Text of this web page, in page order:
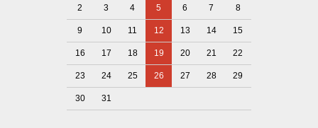
2 3 4 5 6 7 8
9 10 11 12 13 14 15
16 17 18 19 20 21 22
23 24 25 26 27 28 29
30 31